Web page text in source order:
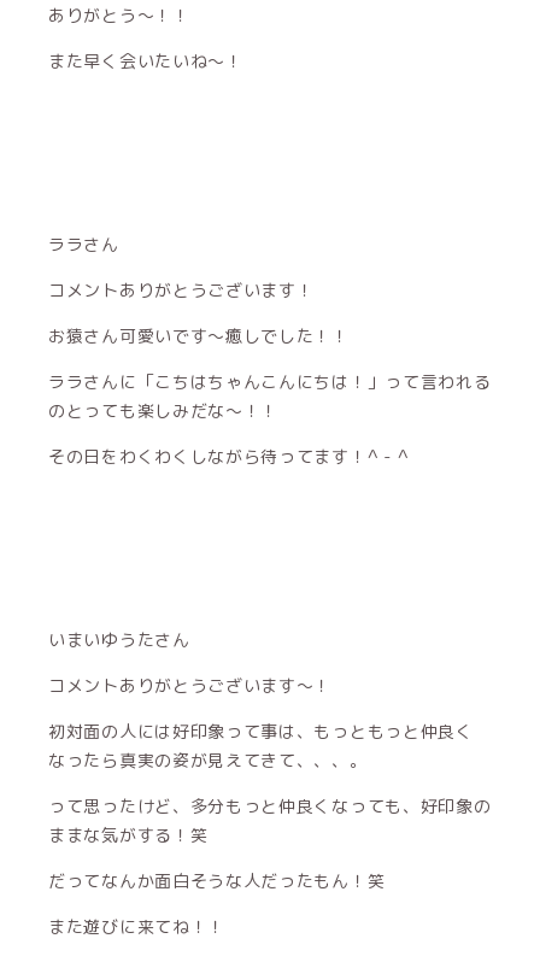
ありがとう〜！！
また早く会いたいね〜！
ララさん
コメントありがとうございます！
お猿さん可愛いです〜癒しでした！！
ララさんに「こちはちゃんこんにちは！」って言われる
のとっても楽しみだな〜！！
その日をわくわくしながら待ってます！^ - ^
いまいゆうたさん
コメントありがとうございます〜！
初対面の人には好印象って事は、もっともっと仲良く
なったら真実の姿が見えてきて、、、。
って思ったけど、多分もっと仲良くなっても、好印象の
ままな気がする！笑
だってなんか面白そうな人だったもん！笑
また遊びに来てね！！